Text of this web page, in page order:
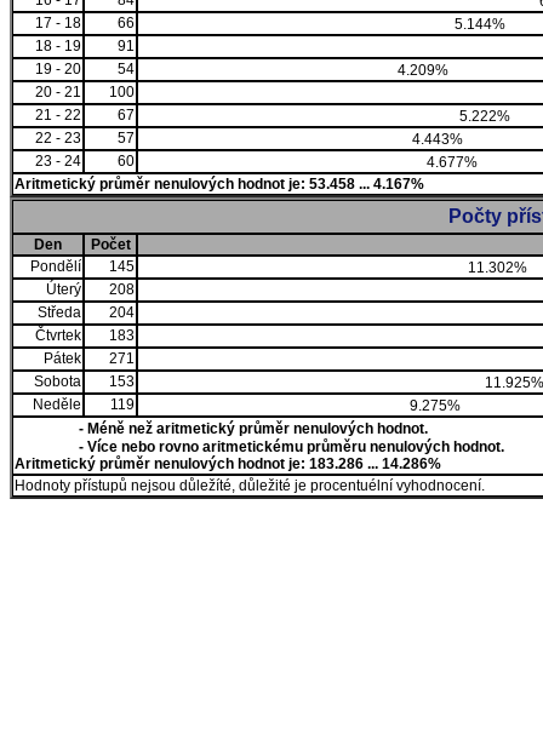
17 - 18
66
5.144%
18 - 19
91
19 - 20
54
4.209%
20 - 21
100
21 - 22
67
5.222%
22 - 23
57
4.443%
23 - 24
60
4.677%
Aritmetický průměr nenulových hodnot je: 53.458 ... 4.167%
Počty
Den
Počet
Pondělí
145
11.302%
Úterý
208
Středa
204
Čtvrtek
183
Pátek
271
Sobota
153
11.925%
Neděle
119
9.275%
- Méně než aritmetický průměr nenulových hodnot.
- Více nebo rovno aritmetickému průměru nenulových hodnot.
Aritmetický průměr nenulových hodnot je: 183.286 ... 14.286%
Hodnoty přístupů nejsou důležíté, důležité je procentuélní vyhodnocení.